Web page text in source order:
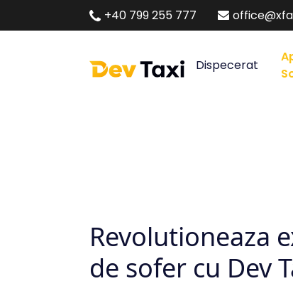
+40 799 255 777
Dispecerat
Revolutioneaza
de sofer cu Dev